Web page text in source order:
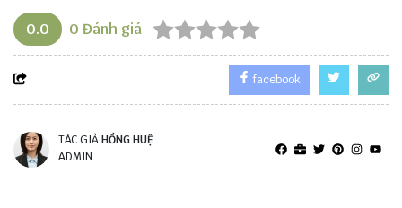
0.0 0 Đánh giá
facebook
TÁC GIẢHỒNG HUỆ
ADMIN